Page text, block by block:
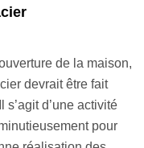
vos travaux de
à qui vous
bon déroulement de
possède les atouts
exécution des travaux.